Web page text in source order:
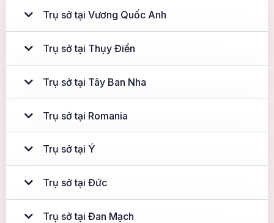
Trụ sở tại Vương Quốc Anh
Trụ sở tại Thụy Điển
Trụ sở tại Tây Ban Nha
Trụ sở tại Romania
Trụ sở tại Ý
Trụ sở tại Đức
Trụ sở tại Đan Mạch